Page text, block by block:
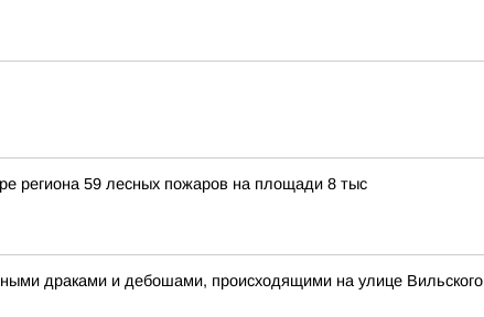
региона 59 лесных пожаров на площади 8 тыс
драками и дебошами, происходящими на улице Вильского